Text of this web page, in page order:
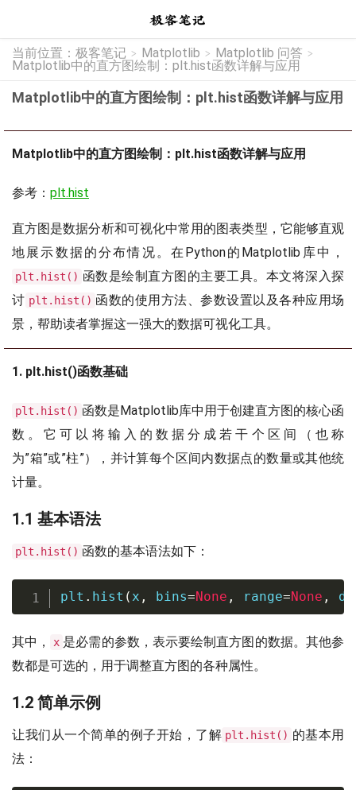
当前位置： 极客笔记 > Matplotlib > Matplotlib 问答 >
Matplotlib中的直方图绘制：plt.hist函数详解与应用
Matplotlib中的直方图绘制：plt.hist函数详解与应用
Matplotlib中的直方图绘制：plt.hist函数详解与应用
参考： plt.hist
直方图是数据分析和可视化中常用的图表类型，它能够直观
地展示数据的分布情况。在Python的Matplotlib库中，
plt.hist() 函数是绘制直方图的主要工具。本文将深入探
讨 plt.hist() 函数的使用方法、参数设置以及各种应用场
景，帮助读者掌握这一强大的数据可视化工具。
1. plt.hist()函数基础
plt.hist() 函数是Matplotlib库中用于创建直方图的核心函
数。它可以将输入的数据分成若干个区间（也称
为”箱”或”柱”），并计算每个区间内数据点的数量或其他统
计量。
1.1 基本语法
plt.hist() 函数的基本语法如下：
plt . hist ( x , bins=None , range=None ,
其中， x 是必需的参数，表示要绘制直方图的数据。其他参
数都是可选的，用于调整直方图的各种属性。
1.2 简单示例
让我们从一个简单的例子开始，了解 plt.hist() 的基本用
法：